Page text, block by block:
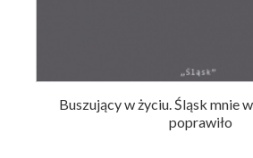
Buszujący w życiu. Śląsk mnie
poprawiło